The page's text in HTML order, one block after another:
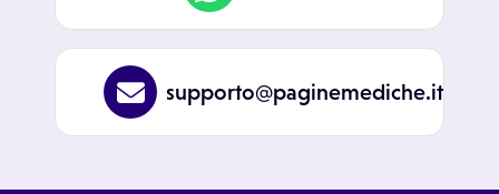
supporto@paginemediche.it